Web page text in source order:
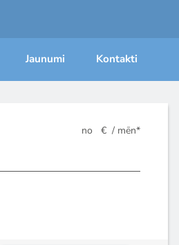
Jaunumi Kontakti
no € / mēn*